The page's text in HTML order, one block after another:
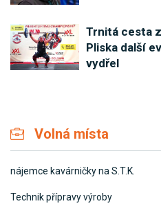
Trnitá cesta
Pliska další
vydřel
Volná místa
nájemce kavárničky na S.T.K.
Technik přípravy výroby